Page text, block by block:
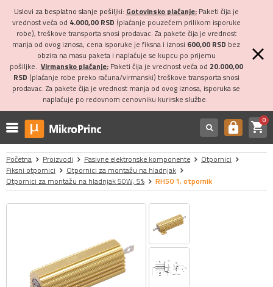
Uslovi za besplatno slanje pošiljki: Gotovinsko plaćanje:Paketi čija je
vrednost veća od 4.000,00 RSD (plaćanje pouzećem prilikom isporuke
robe), troškove transporta snosi prodavac. Za pakete čija je vrednost
manja od ovog iznosa, cena isporuke je fiksna i iznosi 600,00 RSD bez
obzira na masu paketa i naplaćuje se kupcu po prijemu
pošiljke. Virmansko plaćanje:Paketi čija je vrednost veća od 20.000,00
RSD (plaćanje robe preko računa/virmanski) troškove transporta snosi
prodavac. Za pakete čija je vrednost manja od ovog iznosa, isporuka se
naplaćuje po redovnom cenovniku kurirske službe.
https shopping_cart0
Početna Proizvodi Pasivne elektronske komponente
Otpornici
Fiksni otpornici
Otpornici za montažu na hladnjak
Otpornici za montažu na hladnjak 50W, 5%
RH50 1, otpornik